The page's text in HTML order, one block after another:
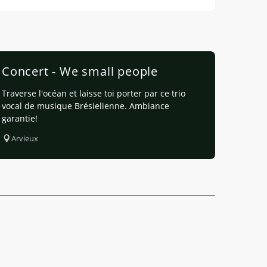
Concert - We small people
Traverse l'océan et laisse toi porter par ce trio
vocal de musique Brésielienne. Ambiance
garantie!
Arvieux